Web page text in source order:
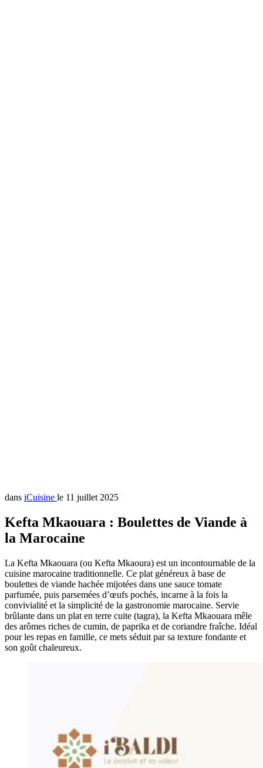
dans iCuisine le 11 juillet 2025
Kefta Mkaouara : Boulettes de Viande à
la Marocaine
La Kefta Mkaouara (ou Kefta Mkaoura) est un incontournable de la
cuisine marocaine traditionnelle. Ce plat généreux à base de
boulettes de viande hachée mijotées dans une sauce tomate
parfumée, puis parsemées d’œufs pochés, incarne à la fois la
convivialité et la simplicité de la gastronomie marocaine. Servie
brûlante dans un plat en terre cuite (tagra), la Kefta Mkaouara mêle
des arômes riches de cumin, de paprika et de coriandre fraîche. Idéal
pour les repas en famille, ce mets séduit par sa texture fondante et
son goût chaleureux.